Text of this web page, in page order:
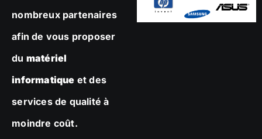
nombreux partenaires
afin de vous proposer
du matériel
informatique et des
services de qualité à
moindre coût.